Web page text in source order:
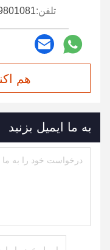
تلفن:
هم
به ما ایمیل بزنید